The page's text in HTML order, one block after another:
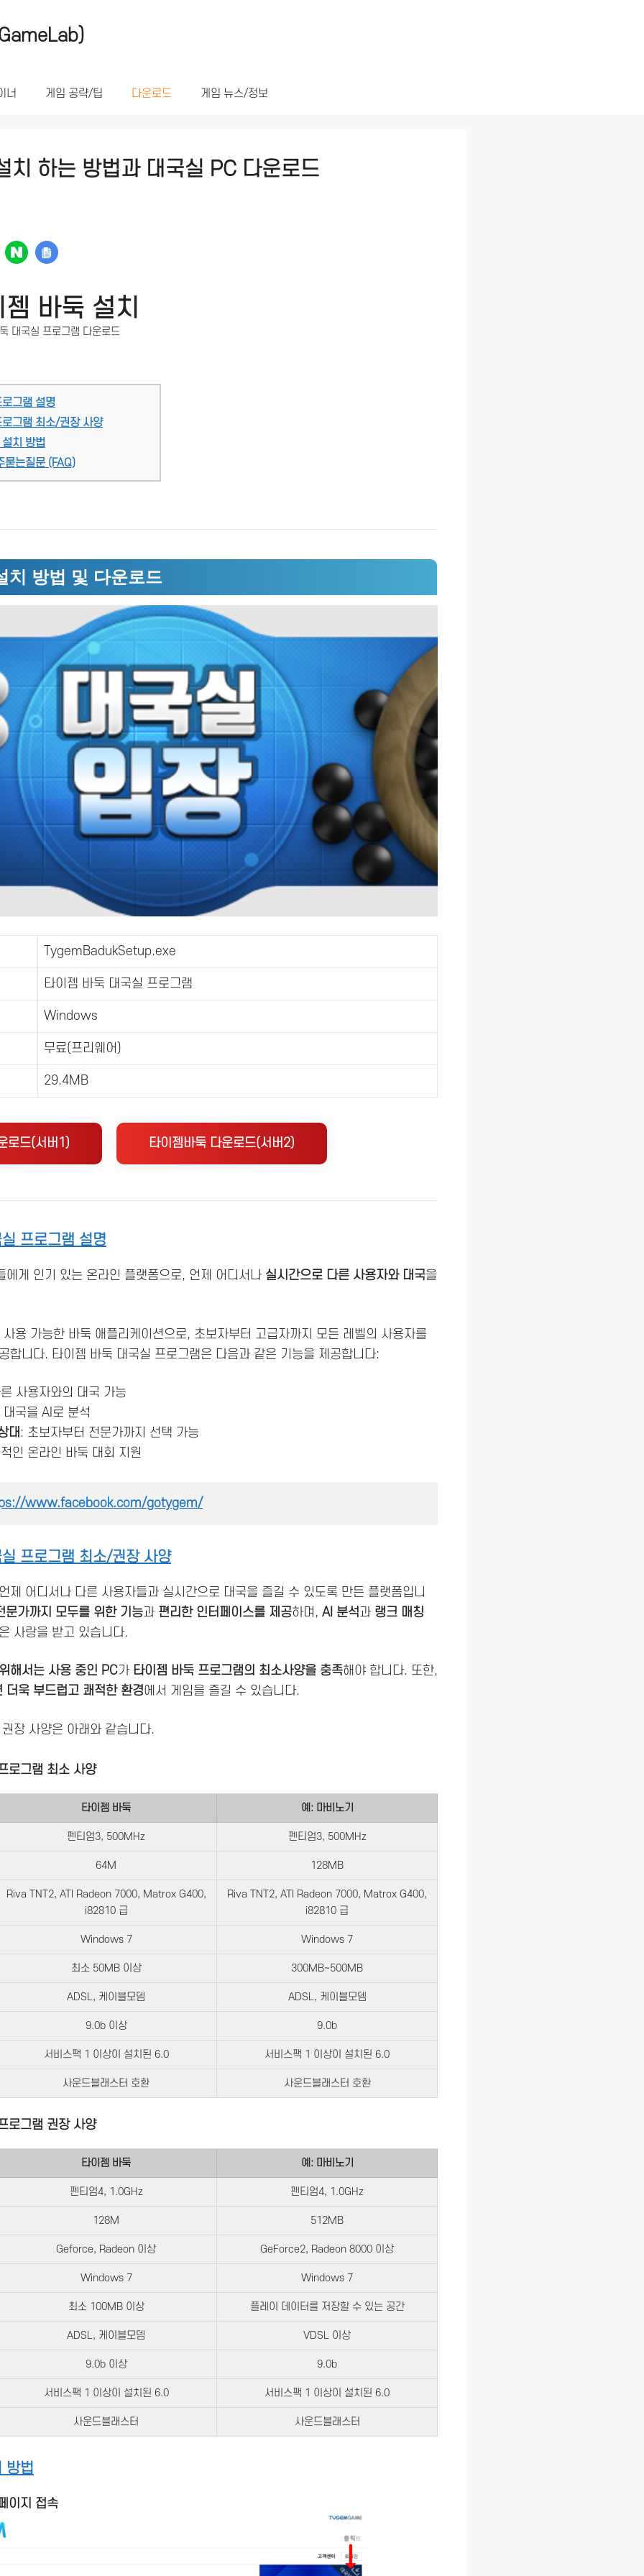
너 게임 공략/팁 다운로드 게임 뉴스/정보
치 하는 방법과 대국실 PC 다운로드
바둑 설치
대국실 프로그램 다운로드
그램 설명
그램 최소/권장 사양
치 방법
는질문 (FAQ)
치 방법 및 다운로드
TygemBadukSetup.exe
타이젬 바둑 대국실 프로그램
Windows
무료(프리웨어)
29.4MB
로드(서버1) 타이젬바둑 다운로드(서버2)
프로그램 설명
에게 인기 있는 온라인 플랫폼으로, 언제 어디서나 실시간으로 다른 사용자와 대국을
용 가능한 바둑 애플리케이션으로, 초보자부터 고급자까지 모든 레벨의 사용자를
합니다. 타이젬 바둑 대국실 프로그램은 다음과 같은 기능을 제공합니다:
사용자와의 대국 가능
국을 AI로 분석
대 : 초보자부터 전문가까지 선택 가능
인 온라인 바둑 대회 지원
www.facebook.com/gotygem/
프로그램 최소/권장 사양
제 어디서나 다른 사용자들과 실시간으로 대국을 즐길 수 있도록 만든 플랫폼입니
문가까지 모두를 위한 기능과 편리한 인터페이스를 제공하며, AI 분석과 랭크 매칭
사랑을 받고 있습니다.
해서는 사용 중인 PC가 타이젬 바둑 프로그램의 최소사양을 충족해야 합니다. 또한,
더욱 부드럽고 쾌적한 환경에서 게임을 즐길 수 있습니다.
장 사양은 아래와 같습니다.
로그램 최소 사양
타이젬 바둑 예: 마비노기
펜티엄3, 500MHz 펜티엄3, 500MHz
64M 128MB
Riva TNT2, ATI Radeon 7000, Matrox G400,
i82810 급
Riva TNT2, ATI Radeon 7000, Matrox G400,
i82810 급
Windows 7 Windows 7
최소 50MB 이상 300MB~500MB
ADSL, 케이블모뎀 ADSL, 케이블모뎀
9.0b 이상 9.0b
서비스팩 1 이상이 설치된 6.0 서비스팩 1 이상이 설치된 6.0
사운드블래스터 호환 사운드블래스터 호환
로그램 권장 사양
타이젬 바둑 예: 마비노기
펜티엄4, 1.0GHz 펜티엄4, 1.0GHz
128M 512MB
Geforce, Radeon 이상 GeForce2, Radeon 8000 이상
Windows 7 Windows 7
최소 100MB 이상 플레이 데이터를 저장할 수 있는 공간
ADSL, 케이블모뎀 VDSL 이상
9.0b 이상 9.0b
서비스팩 1 이상이 설치된 6.0 서비스팩 1 이상이 설치된 6.0
사운드블래스터 사운드블래스터
방법
이지 접속